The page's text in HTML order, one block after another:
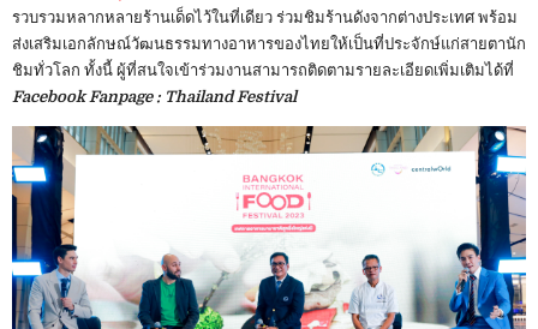
รวบรวมหลากหลายร้านเด็ดไว้ในที่เดียว ร่วมชิมร้านดังจากต่างประเทศ พร้อม
ส่งเสริมเอกลักษณ์วัฒนธรรมทางอาหารของไทยให้เป็นที่ประจักษ์แก่สายตานัก
ชิมทั่วโลก ทั้งนี้ ผู้ที่สนใจเข้าร่วมงานสามารถติดตามรายละเอียดเพิ่มเติมได้ที่
Facebook Fanpage : Thailand Festival